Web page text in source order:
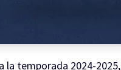
la temporada 2024-2025,